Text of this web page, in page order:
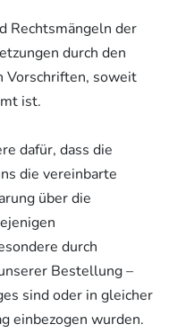
Rechtsmängeln der
durch den
Vorschriften, soweit
ist.
dafür, dass die
die vereinbarte
über die
durch
Bestellung –
sind oder in gleicher
einbezogen wurden.